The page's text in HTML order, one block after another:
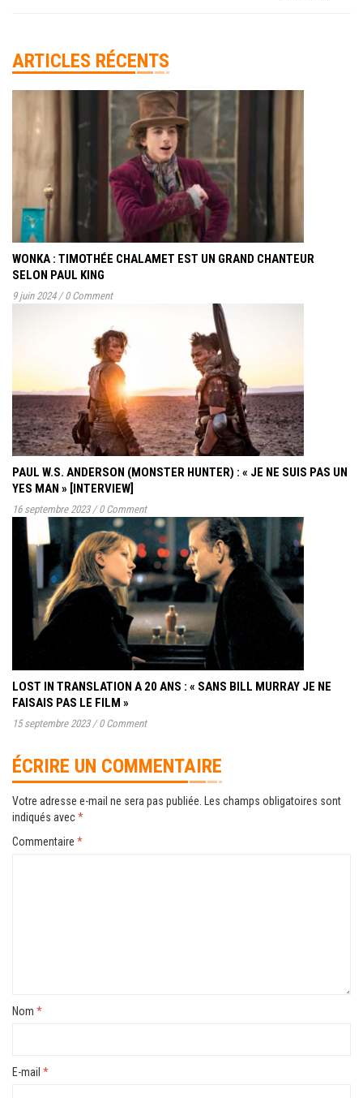
ARTICLES RÉCENTS
WONKA : TIMOTHÉE CHALAMET EST UN GRAND CHANTEUR
SELON PAUL KING
9 juin 2024 / 0 Comment
PAUL W.S. ANDERSON (MONSTER HUNTER) : « JE NE SUIS PAS UN
YES MAN » [INTERVIEW]
16 septembre 2023 / 0 Comment
LOST IN TRANSLATION A 20 ANS : « SANS BILL MURRAY JE NE
FAISAIS PAS LE FILM »
15 septembre 2023 / 0 Comment
ÉCRIRE UN COMMENTAIRE
Votre adresse e-mail ne sera pas publiée.
Les champs obligatoires sont
indiqués avec*
Commentaire *
Nom *
E-mail *